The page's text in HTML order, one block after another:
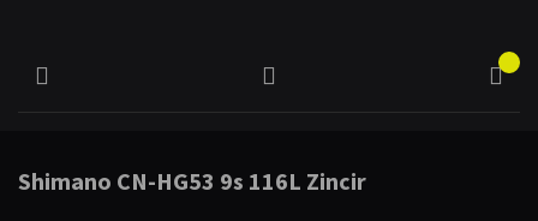
Shimano CN-HG53 9s 116L Zincir